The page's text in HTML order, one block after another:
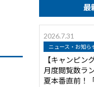
最
2026.7.31
ニュース・お知ら
【キャンピン
月度閲覧数ラ
夏本番直前！